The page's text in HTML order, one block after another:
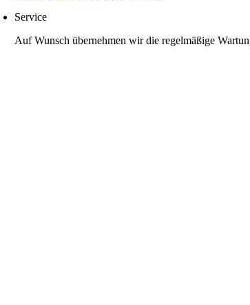
Service
Auf Wunsch übernehmen wir die regelmäßige